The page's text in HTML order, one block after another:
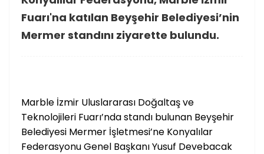
Fuarı'na katılan Beyşehir Belediyesi’nin
Mermer standını ziyarette bulundu.
Marble İzmir Uluslararası Doğaltaş ve
Teknolojileri Fuarı’nda standı bulunan Beyşehir
Belediyesi Mermer İşletmesi’ne Konyalılar
Federasyonu Genel Başkanı Yusuf Devebacak